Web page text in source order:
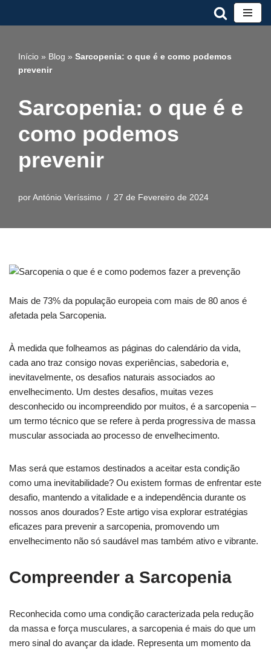
conteúdo
Início » Blog » Sarcopenia: o que é e como podemos
prevenir
Sarcopenia: o que é e
como podemos
prevenir
por António Veríssimo 27 de Fevereiro de 2024
Mais de 73% da população europeia com mais de 80 anos é
afetada pela Sarcopenia.
À medida que folheamos as páginas do calendário da vida,
cada ano traz consigo novas experiências, sabedoria e,
inevitavelmente, os desafios naturais associados ao
envelhecimento. Um destes desafios, muitas vezes
desconhecido ou incompreendido por muitos, é a sarcopenia –
um termo técnico que se refere à perda progressiva de massa
muscular associada ao processo de envelhecimento.
Mas será que estamos destinados a aceitar esta condição
como uma inevitabilidade? Ou existem formas de enfrentar este
desafio, mantendo a vitalidade e a independência durante os
nossos anos dourados? Este artigo visa explorar estratégias
eficazes para prevenir a sarcopenia, promovendo um
envelhecimento não só saudável mas também ativo e vibrante.
Compreender a Sarcopenia
Reconhecida como uma condição caracterizada pela redução
da massa e força musculares, a sarcopenia é mais do que um
mero sinal do avançar da idade. Representa um momento da